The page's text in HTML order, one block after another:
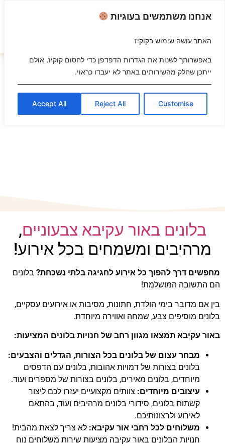
visibility_off השבת את ההבזקים
title סמן כותרות
settings צבע רקע
זום (הקטנה)
format_underlined הוסף קו תחתון לקישורים
font_download סמן קישורים
לאפס
את
cached
אנחנו משתמשים בעוגיות
האתר עושה שימוש בקוקיז
באפשרותך לשנות את הגדרות הדפדפן כדי לחסום קוקיז, אולם
ייתכן שחלק מהשירותים באתר לא יעבדו כראוי.
Customise
Reject All
Accept All
בלונים באור עקיבא צבעוניים,
מרהיבים ומשמחים בכל אירוע!
מחפשים דרך להפוך כל אירוע לחגיגה בלתי נשכחת? בלונים
הם התשובה המושלמת!
בין אם מדובר בימי הולדת, חתונות, מסיבות או אירועים עסקיים,
בלונים מוסיפים צבע, שמחה ואווירה מיוחדת.
באור עקיבא תמצאו מגוון רחב של חנויות בלונים המציעות:
מבחר עצום של בלונים בכל הצורות, הגדלים והצבעים:
בלונים בצורות של דמויות אהובות, בלונים עם הדפסים
מיוחדים, בלונים מאירים, בלונים בצורות של מספרים ועוד.
עיצובים מיוחדים: צוותים מקצועיים יעזרו לכם ליצור
קשתות בלונים, סידורי בלונים מרהיבים ועוד, בהתאם
לאירוע ולרצונותיכם.
משלוחים לכל רחבי אור עקיבא: לא צריך לצאת מהבית!
חנויות הבלונים באור עקיבה מציעות שירות משלוחים נוח